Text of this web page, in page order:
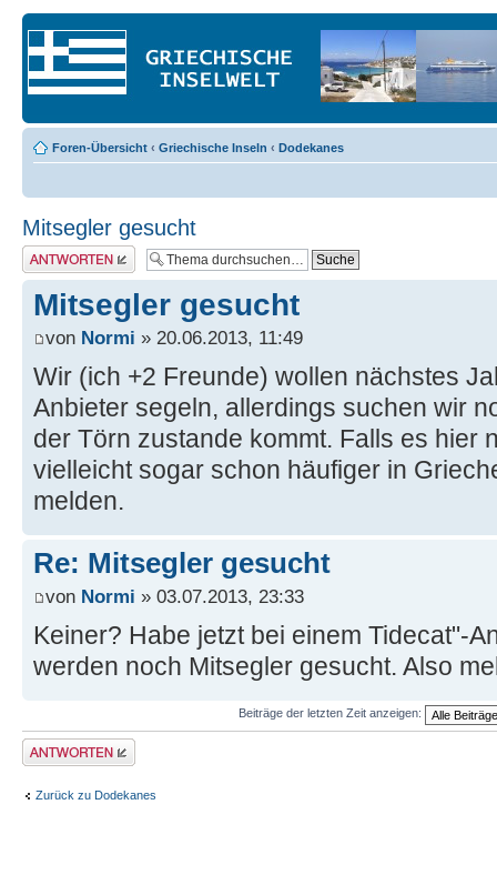
Foren-Übersicht ‹ Griechische Inseln ‹ Dodekanes
Mitsegler gesucht
Antwort erstellen
Mitsegler gesucht
von Normi » 20.06.2013, 11:49
Wir (ich +2 Freunde) wollen nächstes
Anbieter segeln, allerdings suchen wir
der Törn zustande kommt. Falls es hier
vielleicht sogar schon häufiger in
melden.
Re: Mitsegler gesucht
von Normi » 03.07.2013, 23:33
Keiner? Habe jetzt bei einem Tidecat"-
werden noch Mitsegler gesucht. Also
Beiträge der letzten Zeit anzeigen:
Antwort erstellen
Zurück zu Dodekanes